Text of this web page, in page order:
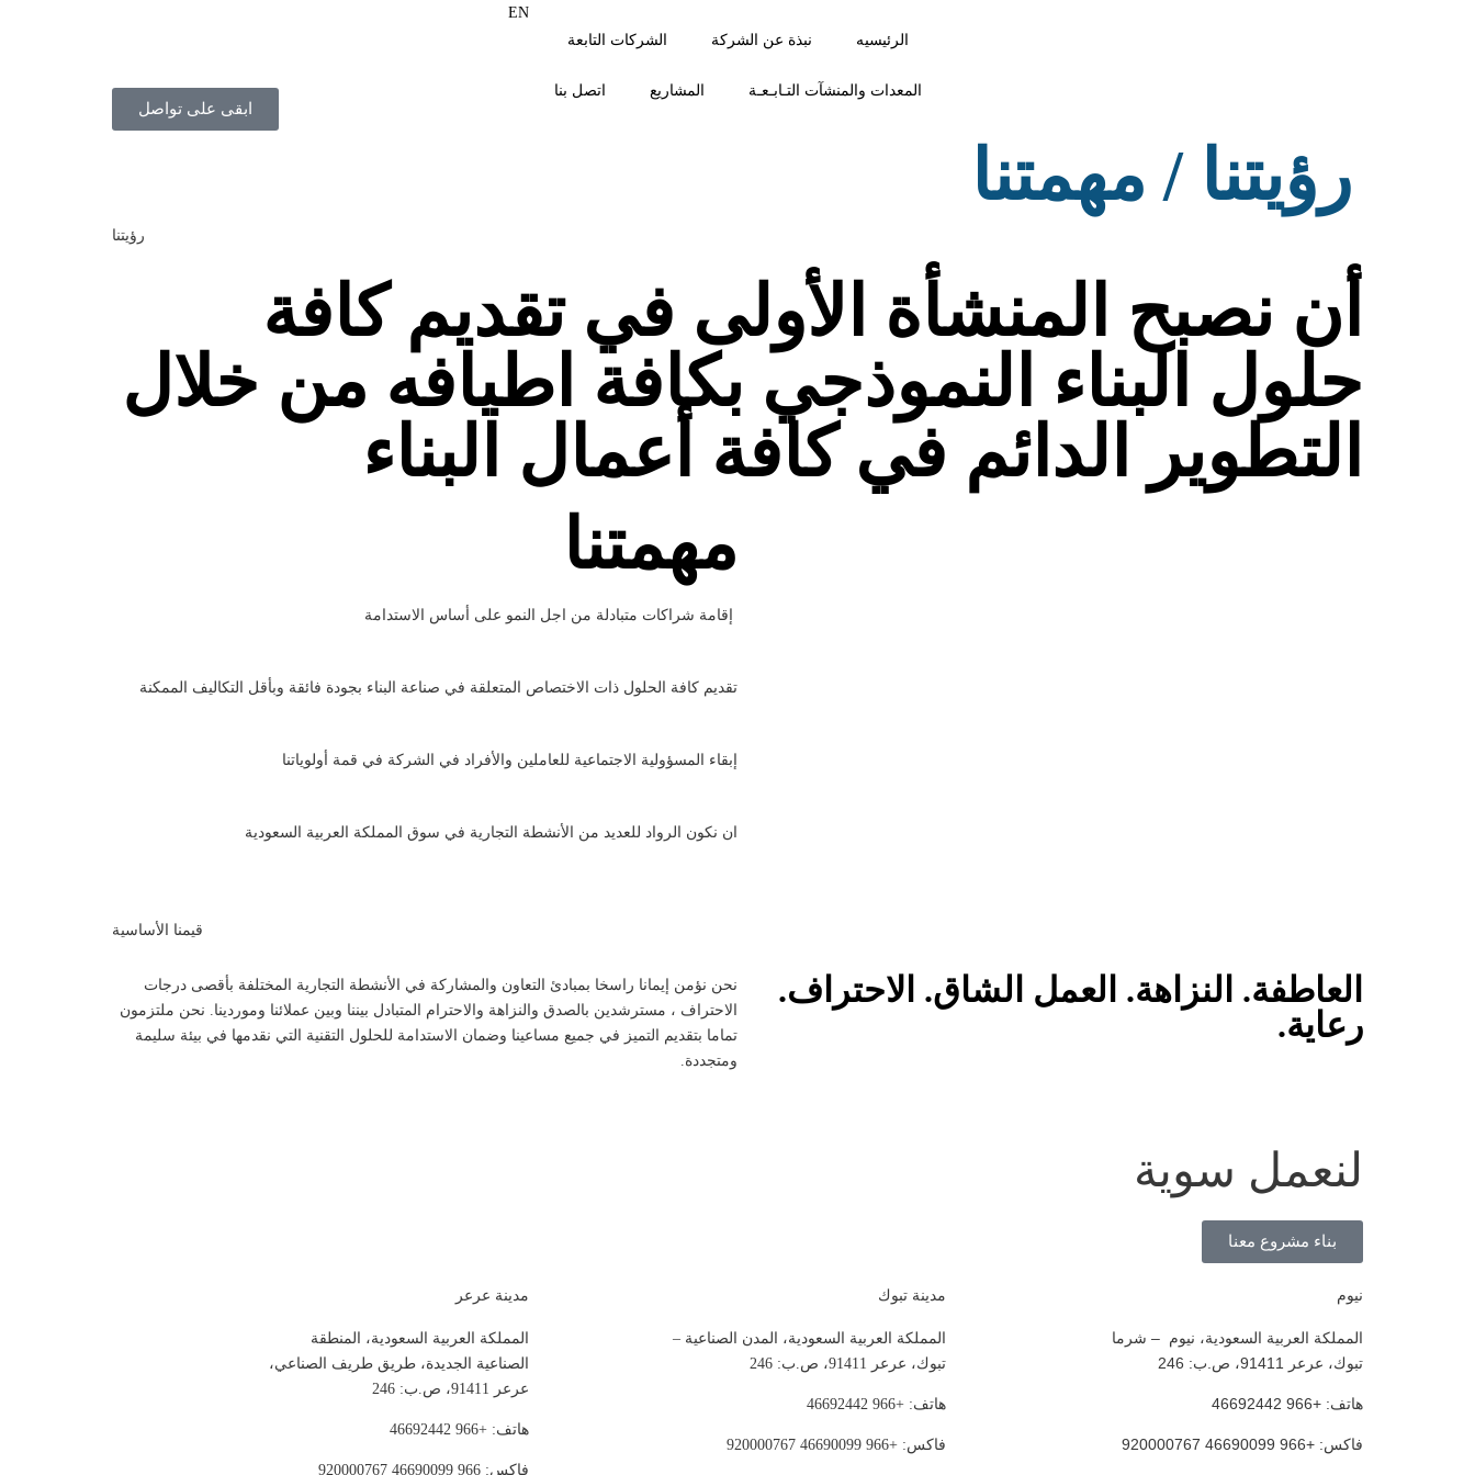
الرئيسيه نبذة عن الشركة الشركات التابعة
المعدات والمنشآت التـابـعـة المشاريع اتصل بنا
EN
ابقى على تواصل
رؤيتنا / مهمتنا
رؤيتنا
أن نصبح المنشأة الأولى في تقديم كافة
حلول البناء النموذجي بكافة اطيافه من خلال
التطوير الدائم في كافة أعمال البناء
مهمتنا
إقامة شراكات متبادلة من اجل النمو على أساس الاستدامة
تقديم كافة الحلول ذات الاختصاص المتعلقة في صناعة البناء بجودة فائقة وبأقل التكاليف الممكنة
إبقاء المسؤولية الاجتماعية للعاملين والأفراد في الشركة في قمة أولوياتنا
ان نكون الرواد للعديد من الأنشطة التجارية في سوق المملكة العربية السعودية
قيمنا الأساسية
العاطفة. النزاهة. العمل الشاق. الاحتراف.
رعاية.​
نحن نؤمن إيمانا راسخا بمبادئ التعاون والمشاركة في الأنشطة التجارية المختلفة بأقصى درجات
الاحتراف ، مسترشدين بالصدق والنزاهة والاحترام المتبادل بيننا وبين عملائنا وموردينا. نحن ملتزمون
تماما بتقديم التميز في جميع مساعينا وضمان الاستدامة للحلول التقنية التي نقدمها في بيئة سليمة
ومتجددة.
لنعمل سوية
بناء مشروع معنا
نيوم
المملكة العربية السعودية، نيوم – شرما
تبوك، عرعر 91411، ص.ب: 246
هاتف: +966 46692442
فاكس: +966 46690099 920000767
مدينة تبوك
المملكة العربية السعودية، المدن الصناعية –
تبوك، عرعر 91411، ص.ب: 246
هاتف: +966 46692442
فاكس: +966 46690099 920000767
مدينة عرعر
المملكة العربية السعودية، المنطقة
الصناعية الجديدة، طريق طريف الصناعي،
عرعر 91411، ص.ب: 246
هاتف: +966 46692442
فاكس: 966 46690099 920000767